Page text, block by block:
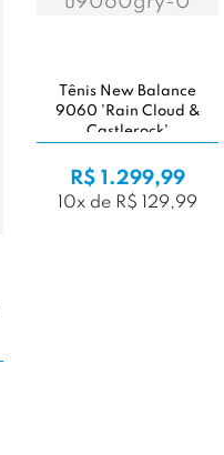
Tênis New Balance
9060 'Rain Cloud &
Castlerock'
R$ 1.299,99
10x de R$ 129,99